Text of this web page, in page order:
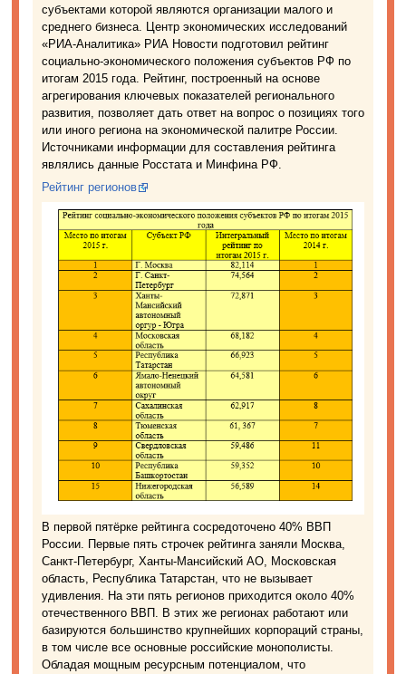
субъектами которой являются организации малого и
среднего бизнеса. Центр экономических исследований
«РИА-Аналитика» РИА Новости подготовил рейтинг
социально-экономического положения субъектов РФ по
итогам 2015 года. Рейтинг, построенный на основе
агрегирования ключевых показателей регионального
развития, позволяет дать ответ на вопрос о позициях того
или иного региона на экономической палитре России.
Источниками информации для составления рейтинга
являлись данные Росстата и Минфина РФ.
Рейтинг регионов
В первой пятёрке рейтинга сосредоточено 40% ВВП
России. Первые пять строчек рейтинга заняли Москва,
Санкт-Петербург, Ханты-Мансийский АО, Московская
область, Республика Татарстан, что не вызывает
удивления. На эти пять регионов приходится около 40%
отечественного ВВП. В этих же регионах работают или
базируются большинство крупнейших корпораций страны,
в том числе все основные российские монополисты.
Обладая мощным ресурсным потенциалом, что